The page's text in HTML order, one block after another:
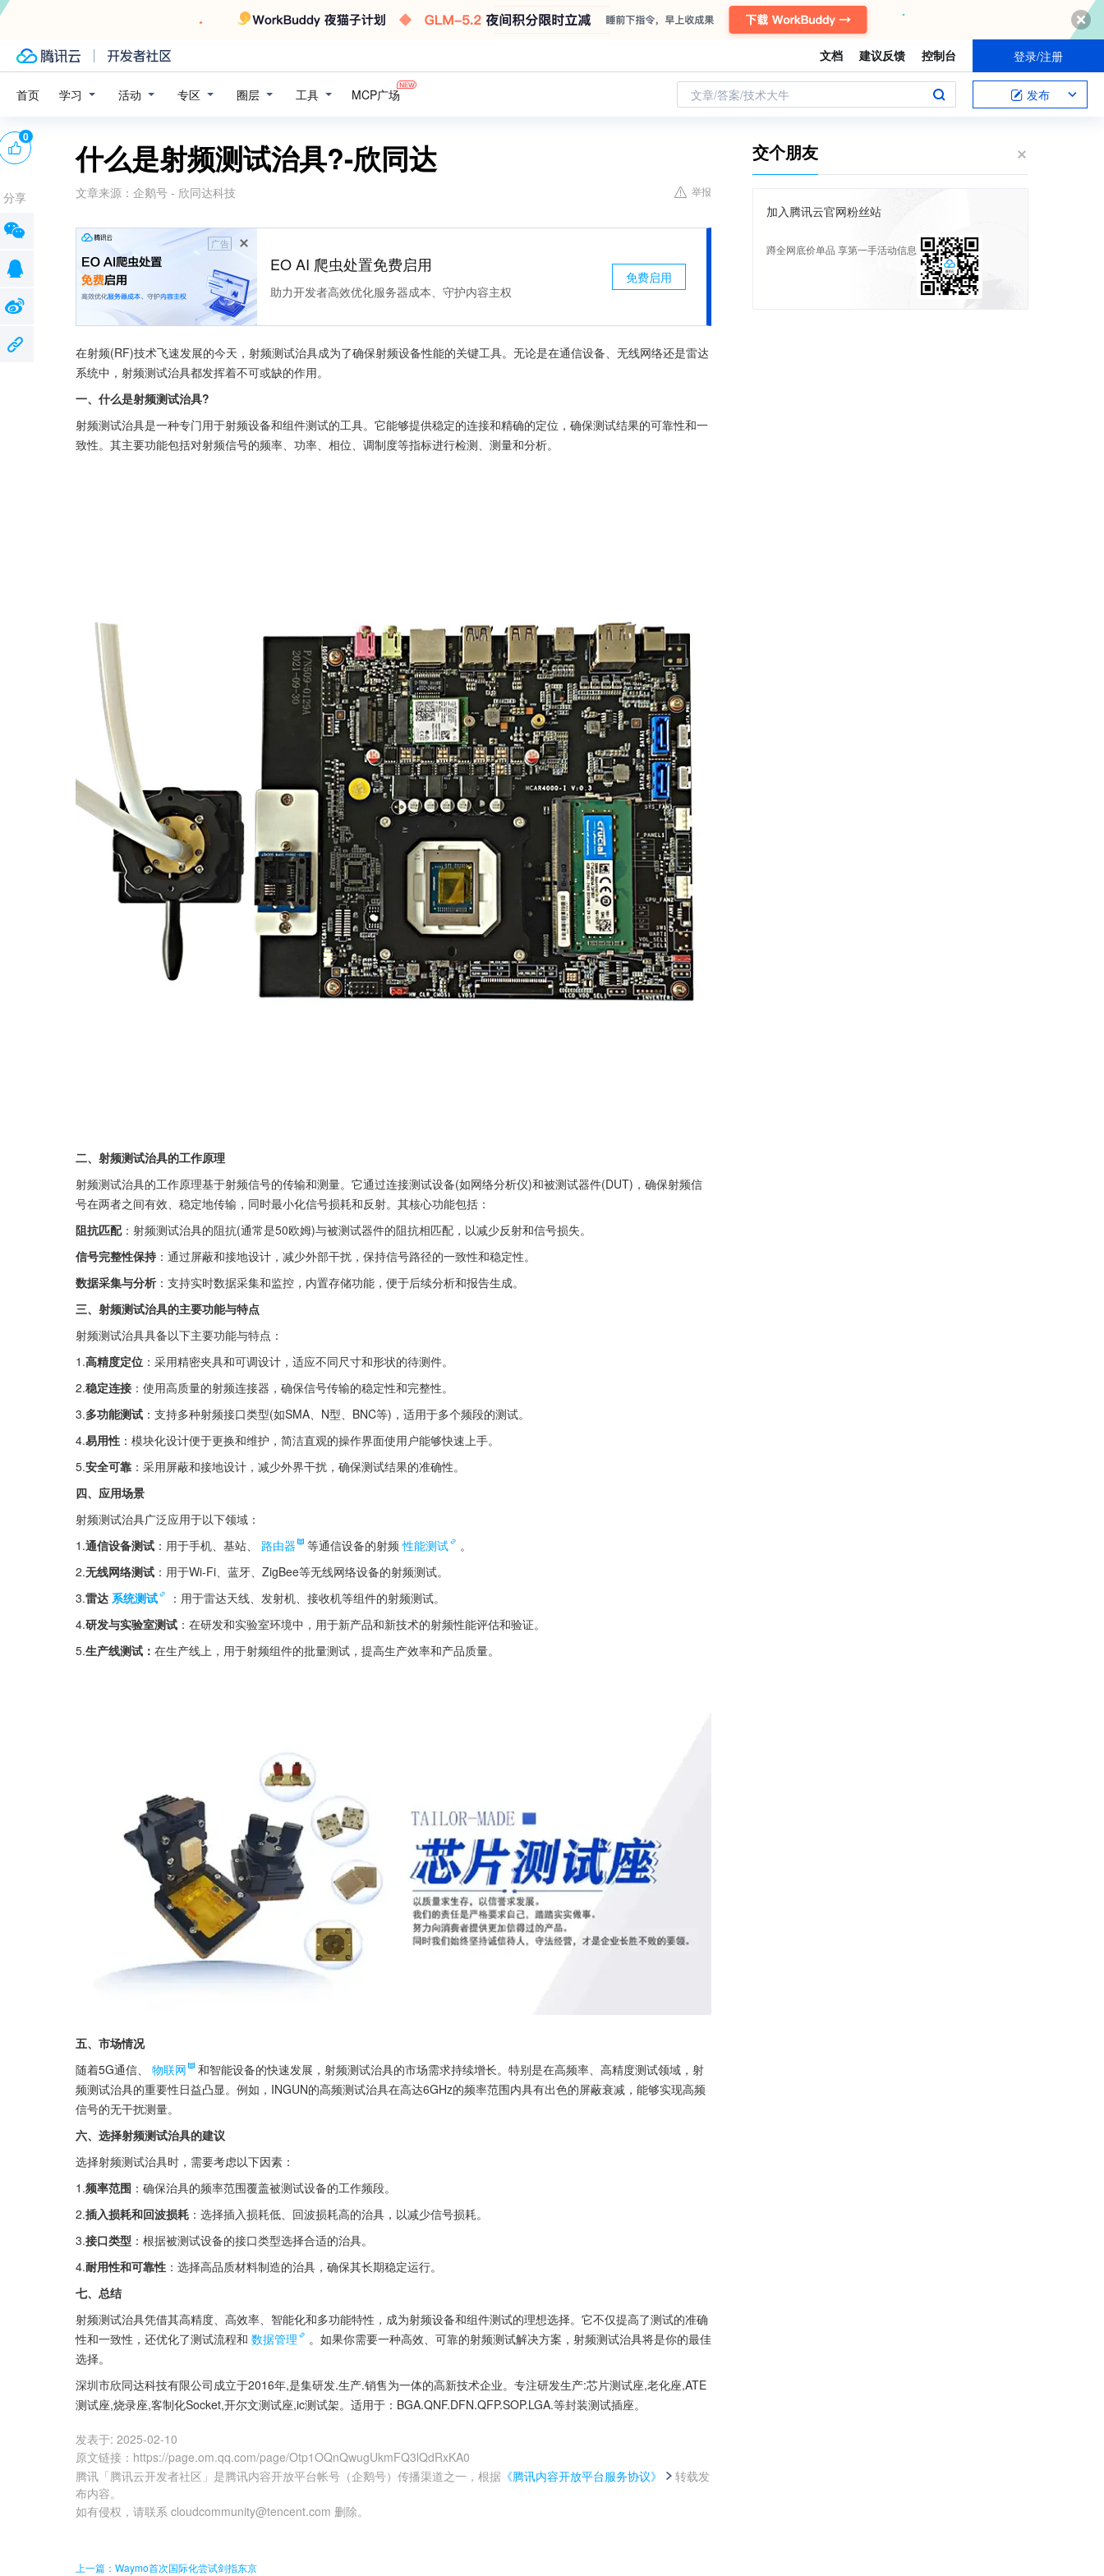
文档 建议反馈 控制台 登录/注册
首页 学习 活动 专区 圈层 工具 MCP广场 文章/答案/技术大牛 发布
什么是射频测试治具?-欣同达
文章来源： 企鹅号 - 欣同达科技 举报
广告
EO AI 爬虫处置免费启用
助力开发者高效优化服务器成本、守护内容主权
免费启用
在射频(RF)技术飞速发展的今天，射频测试治具成为了确保射频设备性能的关键工具。无论是在通信设备、无线网络还是雷达
系统中，射频测试治具都发挥着不可或缺的作用。
一、什么是射频测试治具?
射频测试治具是一种专门用于射频设备和组件测试的工具。它能够提供稳定的连接和精确的定位，确保测试结果的可靠性和一
致性。其主要功能包括对射频信号的频率、功率、相位、调制度等指标进行检测、测量和分析。
二、射频测试治具的工作原理
射频测试治具的工作原理基于射频信号的传输和测量。它通过连接测试设备(如网络分析仪)和被测试器件(DUT)，确保射频信
号在两者之间有效、稳定地传输，同时最小化信号损耗和反射。其核心功能包括：
阻抗匹配：射频测试治具的阻抗(通常是50欧姆)与被测试器件的阻抗相匹配，以减少反射和信号损失。
信号完整性保持 ：通过屏蔽和接地设计，减少外部干扰，保持信号路径的一致性和稳定性。
数据采集与分析 ：支持实时数据采集和监控，内置存储功能，便于后续分析和报告生成。
三、射频测试治具的主要功能与特点
射频测试治具具备以下主要功能与特点：
1.高精度定位 ：采用精密夹具和可调设计，适应不同尺寸和形状的待测件。
2.稳定连接 ：使用高质量的射频连接器，确保信号传输的稳定性和完整性。
3.多功能测试 ：支持多种射频接口类型(如SMA、N型、BNC等)，适用于多个频段的测试。
4.易用性 ：模块化设计便于更换和维护，简洁直观的操作界面使用户能够快速上手。
5.安全可靠 ：采用屏蔽和接地设计，减少外界干扰，确保测试结果的准确性。
四、应用场景
射频测试治具广泛应用于以下领域：
1.通信设备测试 ：用于手机、基站、 路由器 等通信设备的射频 性能测试
。
2.无线网络测试 ：用于Wi-Fi、蓝牙、ZigBee等无线网络设备的射频测试。
3.雷达 系统测试
：用于雷达天线、发射机、接收机等组件的射频测试。
4.研发与实验室测试 ：在研发和实验室环境中，用于新产品和新技术的射频性能评估和验证。
5.生产线测试： 在生产线上，用于射频组件的批量测试，提高生产效率和产品质量。
五、市场情况
随着5G通信、
物联网
和智能设备的快速发展，射频测试治具的市场需求持续增长。特别是在高频率、高精度测试领域，射
频测试治具的重要性日益凸显。例如，INGUN的高频测试治具在高达6GHz的频率范围内具有出色的屏蔽衰减，能够实现高频
信号的无干扰测量。
六、选择射频测试治具的建议
选择射频测试治具时，需要考虑以下因素：
1.频率范围 ：确保治具的频率范围覆盖被测试设备的工作频段。
2.插入损耗和回波损耗 ：选择插入损耗低、回波损耗高的治具，以减少信号损耗。
3.接口类型 ：根据被测试设备的接口类型选择合适的治具。
4.耐用性和可靠性 ：选择高品质材料制造的治具，确保其长期稳定运行。
七、总结
射频测试治具凭借其高精度、高效率、智能化和多功能特性，成为射频设备和组件测试的理想选择。它不仅提高了测试的准确
性和一致性，还优化了测试流程和 数据管理
。如果你需要一种高效、可靠的射频测试解决方案，射频测试治具将是你的最佳
选择。
深圳市欣同达科技有限公司成立于2016年,是集研发.生产.销售为一体的高新技术企业。专注研发生产:芯片测试座,老化座,ATE
测试座,烧录座,客制化Socket,开尔文测试座,ic测试架。适用于：BGA.QNF.DFN.QFP.SOP.LGA.等封装测试插座。
发表于: 2025-02-10
原文链接 ： https://page.om.qq.com/page/Otp1OQnQwugUkmFQ3lQdRxKA0
腾讯「腾讯云开发者社区」是腾讯内容开放平台帐号（企鹅号）传播渠道之一，根据 《腾讯内容开放平台服务协议》
转载发
布内容。
如有侵权，请联系 cloudcommunity@tencent.com 删除。
0
分享
上一篇：Waymo首次国际化尝试剑指东京
交个朋友
加入腾讯云官网粉丝站
蹲全网底价单品 享第一手活动信息